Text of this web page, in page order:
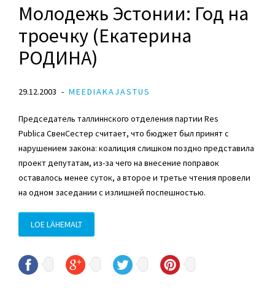
Молодежь Эстонии: Год на
троечку (Екатерина
РОДИНА)
29.12.2003 MEEDIAKAJASTUS
Председатель таллиннского отделения партии Res
Publica СвенСестер считает, что бюджет был принят с
нарушением закона: коалиция слишком поздно представила
проект депутатам, из-за чего на внесение поправок
оставалось менее суток, а второе и третье чтения провели
на одном заседании с излишней поспешностью.
LOE LÄHEMALT